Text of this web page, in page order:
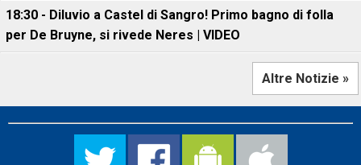
18:30 - Diluvio a Castel di Sangro! Primo bagno di folla
per De Bruyne, si rivede Neres | VIDEO
Altre Notizie »